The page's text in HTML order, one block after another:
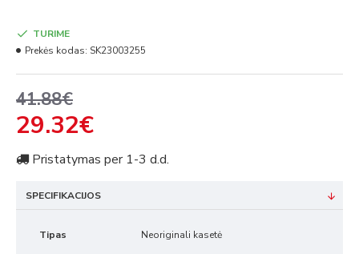
41.88€
29.32€
TURIME
Prekės kodas: SK23003255
Pristatymas per 1-3 d.d.
SPECIFIKACIJOS
Tipas Neoriginali kasetė